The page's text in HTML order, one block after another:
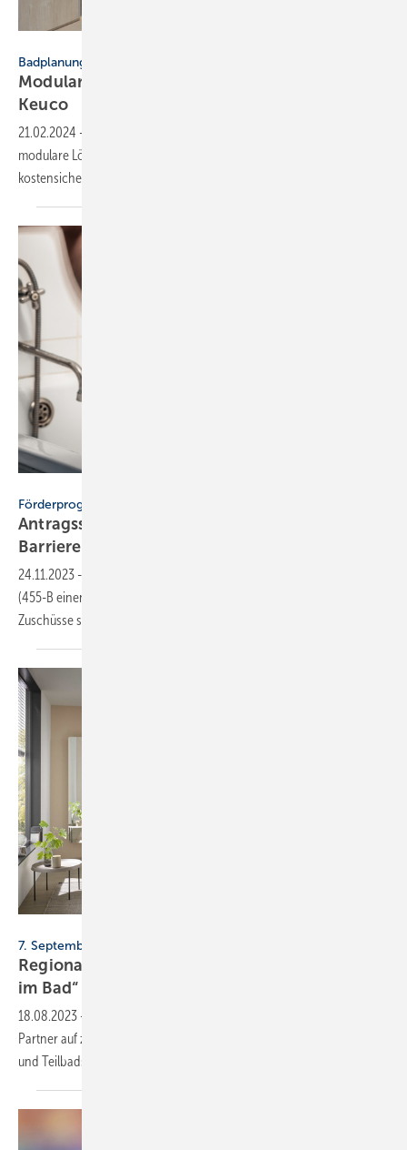
Badplanung
Modulares Bauen: systemische Bäder von
Keuco
21.02.2024 -
modulare Lösungen, um Badezimmer in wenigen Schritten,
kostensicher, flexibel und nachhaltig zu
Förderprogramme
Antragsstopp bei KfW-Zuschuss 455-B
Barriere­re­duzierung
24.11.2023 -
(455-B einen Antrags- und Zusagestopp mitgeteilt. Zugesagte
Zuschüsse sind nicht
7. September, Bremen / 5. Oktober, Mannheim
Regionaltagungen zum Thema „Teilsanierung
im Bad“
18.08.2023 -
Partner auf zwei Veranstaltungen über Barrierefreiheit im Badezimmer
und Teilbadsanierung als